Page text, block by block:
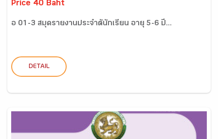
Price 40 Baht
อ 01-3 สมุดรายงานประจำตันักเรียน อายุ 5-6 ปี...
DETAIL